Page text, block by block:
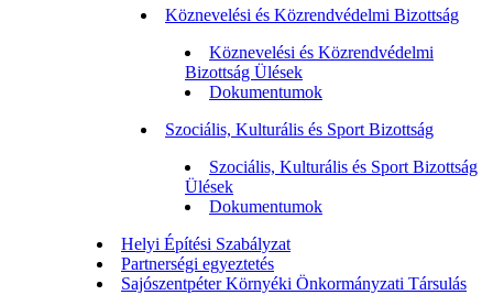
Köznevelési és Közrendvédelmi Bizottság
Köznevelési és Közrendvédelmi
Bizottság Ülések
Dokumentumok
Szociális, Kulturális és Sport Bizottság
Szociális, Kulturális és Sport Bizottság
Ülések
Dokumentumok
Helyi Építési Szabályzat
Partnerségi egyeztetés
Sajószentpéter Környéki Önkormányzati Társulás